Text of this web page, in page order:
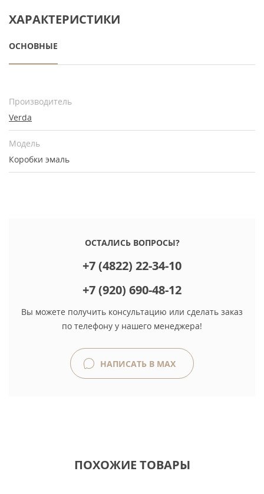
ХАРАКТЕРИСТИКИ
ОСНОВНЫЕ
Производитель
Verda
Модель
Коробки эмаль
ОСТАЛИСЬ ВОПРОСЫ?
+7 (4822) 22-34-10
+7 (920) 690-48-12
Вы можете получить консультацию или сделать заказ
по телефону у нашего менеджера!
НАПИСАТЬ В MAX
ПОХОЖИЕ ТОВАРЫ